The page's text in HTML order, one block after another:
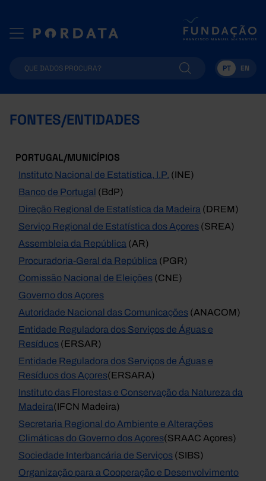
PT EN
FONTES/ENTIDADES
PORTUGAL/MUNICÍPIOS
Instituto Nacional de Estatística, I.P. (INE)
Banco de Portugal (BdP)
Direção Regional de Estatística da Madeira (DREM)
Serviço Regional de Estatística dos Açores (SREA)
Assembleia da República (AR)
Procuradoria-Geral da República (PGR)
Comissão Nacional de Eleições (CNE)
Governo dos Açores
Autoridade Nacional das Comunicações (ANACOM)
Entidade Reguladora dos Serviços de Águas e
Resíduos (ERSAR)
Entidade Reguladora dos Serviços de Águas e
Resíduos dos Açores(ERSARA)
Instituto das Florestas e Conservação da Natureza da
Madeira(IFCN Madeira)
Secretaria Regional do Ambiente e Alterações
Climáticas do Governo dos Açores(SRAAC Açores)
Sociedade Interbancária de Serviços (SIBS)
Organização para a Cooperação e Desenvolvimento